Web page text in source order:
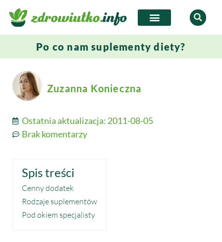
Po co nam suplementy diety?
Zuzanna Konieczna
Ostatnia aktualizacja: 2011-08-05
Brak komentarzy
Spis treści
Cenny dodatek
Rodzaje suplementów
Pod okiem specjalisty